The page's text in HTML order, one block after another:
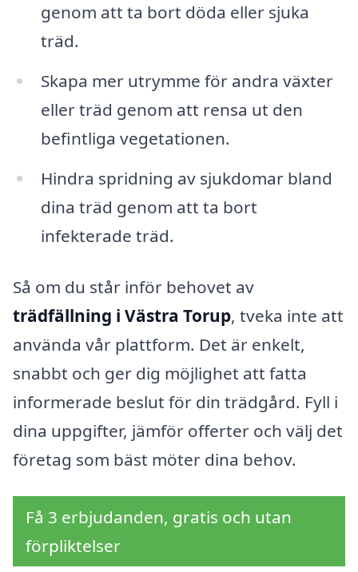
genom att ta bort döda eller sjuka
träd.
Skapa mer utrymme för andra växter
eller träd genom att rensa ut den
befintliga vegetationen.
Hindra spridning av sjukdomar bland
dina träd genom att ta bort
infekterade träd.
Så om du står inför behovet av
trädfällning i Västra Torup, tveka inte att
använda vår plattform. Det är enkelt,
snabbt och ger dig möjlighet att fatta
informerade beslut för din trädgård. Fyll i
dina uppgifter, jämför offerter och välj det
företag som bäst möter dina behov.
Få 3 erbjudanden, gratis och utan
förpliktelser